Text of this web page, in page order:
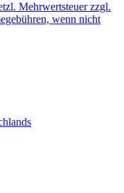
Mehrwertsteuer zzgl.
wenn nicht